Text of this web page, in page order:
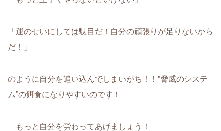
「運のせいにしては駄目だ！自分の頑張りが足りないから
だ！」
のように自分を追い込んでしまいがち！！”脅威のシステ
ム”の餌食になりやすいのです！
もっと自分を労わってあげましょう！